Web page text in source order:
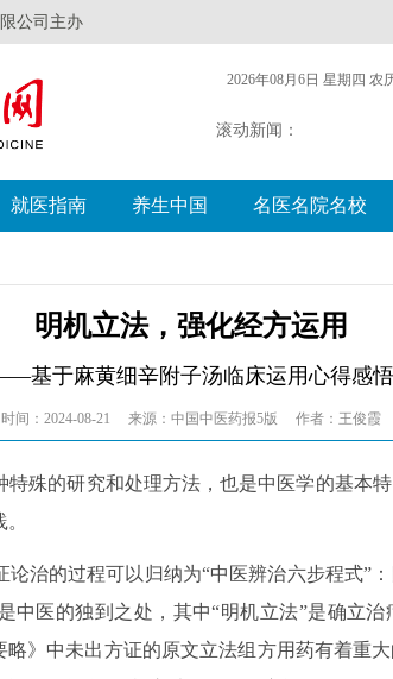
公司主办
2026年08月6日 星期四 农
滚动新闻：
就医指南 养生中国 名医名院名校
明机立法，强化经方运用
基于麻黄细辛附子汤临床运用心得感悟
时间：2024-08-21 来源：中国中医药报5版 作者：王俊霞
特殊的研究和处理方法，也是中医学的基本
论治的过程可以归纳为“中医辨治六步程式
医的独到之处，其中“明机立法”是确立治
略》中未出方证的原文立法组方用药有着重